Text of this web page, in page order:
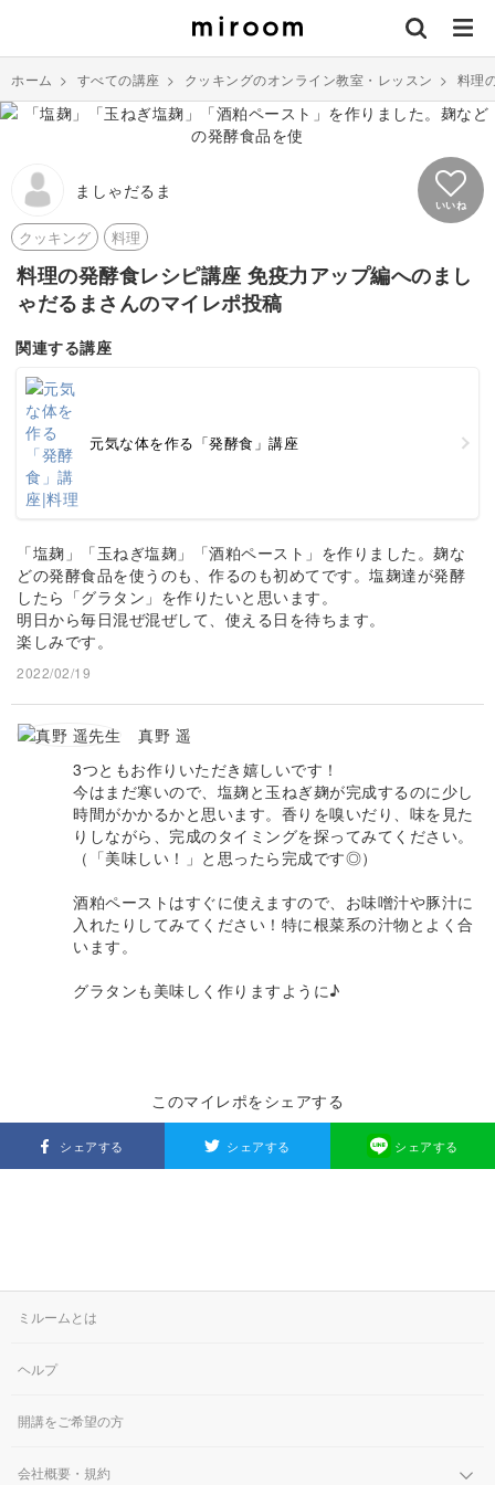
ホーム > すべての講座 > クッキングのオンライン教室・レッスン > 料理
ましゃだるま
いいね
クッキング 料理
料理の発酵食レシピ講座 免疫力アップ編へのまし
ゃだるまさんのマイレポ投稿
関連する講座
元気な体を作る「発酵食」講座
「塩麹」「玉ねぎ塩麹」「酒粕ペースト」を作りました。麹な
どの発酵食品を使うのも、作るのも初めてです。塩麹達が発酵
したら「グラタン」を作りたいと思います。
明日から毎日混ぜ混ぜして、使える日を待ちます。
楽しみです。
2022/02/19
真野 遥
3つともお作りいただき嬉しいです！
今はまだ寒いので、塩麹と玉ねぎ麹が完成するのに少し
時間がかかるかと思います。香りを嗅いだり、味を見た
りしながら、完成のタイミングを探ってみてください。
（「美味しい！」と思ったら完成です◎）
酒粕ペーストはすぐに使えますので、お味噌汁や豚汁に
入れたりしてみてください！特に根菜系の汁物とよく合
います。
グラタンも美味しく作りますように♪
このマイレポをシェアする
シェアする シェアする シェアする
ミルームとは
ヘルプ
開講をご希望の方
会社概要・規約